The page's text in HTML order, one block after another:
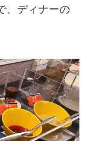
、ディナーの